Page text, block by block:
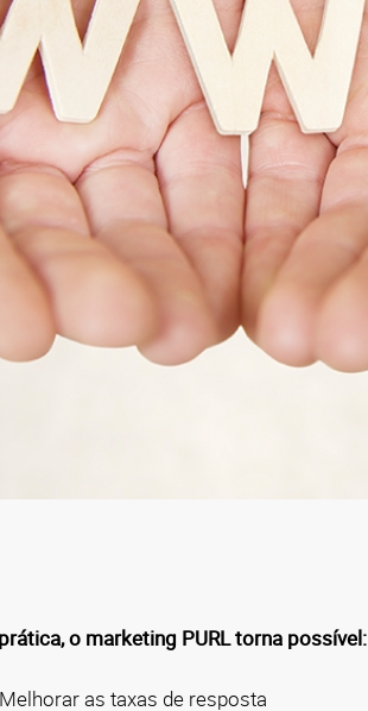
o marketing PURL torna possível:
Melhorar as taxas de resposta